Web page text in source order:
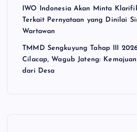
IWO Indonesia Akan Minta
Terkait Pernyataan yang Dinilai
Wartawan
TMMD Sengkuyung Tahap III
Cilacap, Wagub Jateng:
dari Desa